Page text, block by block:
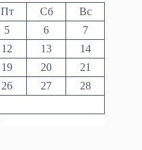
Пт Сб
Вс
5 6
7
12 13
14
19 20
21
26 27
28